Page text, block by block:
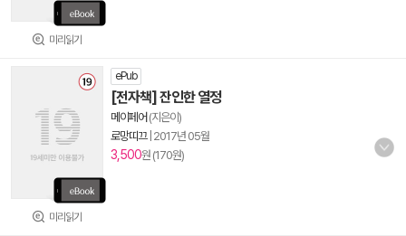
미리읽기
미리읽기
ePub
[전자책] 잔인한 열정
메이페어 (지은이)
로망띠끄| 2017년 05월
3,500원 (170원)